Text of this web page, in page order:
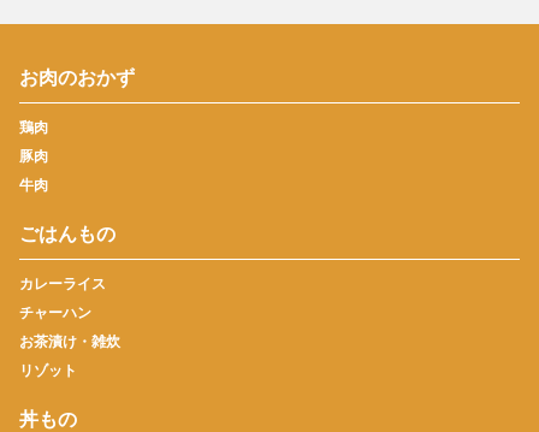
お肉のおかず
鶏肉
豚肉
牛肉
ごはんもの
カレーライス
チャーハン
お茶漬け・雑炊
リゾット
丼もの